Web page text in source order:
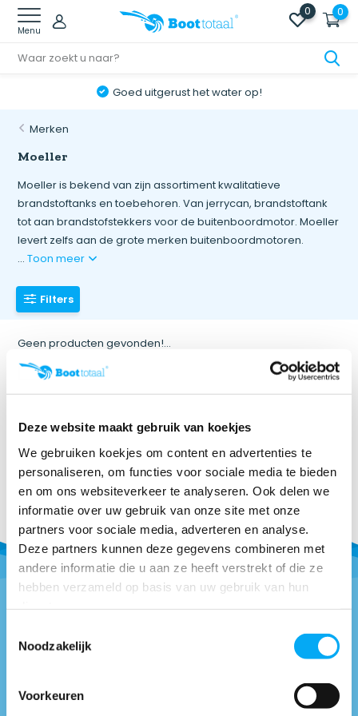
Deze website maakt gebruik van koekjes
We gebruiken koekjes om content en advertenties te
personaliseren, om functies voor sociale media te bieden
en om ons websiteverkeer te analyseren. Ook delen we
informatie over uw gebruik van onze site met onze
partners voor sociale media, adverteren en analyse.
Deze partners kunnen deze gegevens combineren met
andere informatie die u aan ze heeft verstrekt of die ze
hebben verzameld op basis van uw gebruik van hun
Noodzakelijk
Voorkeuren
Menu
0 0
Goed uitgerust het water op!
Merken
Moeller
Moeller is bekend van zijn assortiment kwalitatieve
brandstoftanks en toebehoren. Van jerrycan, brandstoftank
tot aan brandstofstekkers voor de buitenboordmotor. Moeller
levert zelfs aan de grote merken buitenboordmotoren.
...Toon meer
Filters
Geen producten gevonden!...
brandstoftanks en toebehoren. Van jerrycan, brandstoftank
tot aan brandstofstekkers voor de buitenboordmotor. Moeller
levert zelfs aan de grote merken buitenboordmotoren.
* Mail naarinfo@boottotaal.nl